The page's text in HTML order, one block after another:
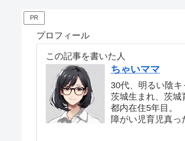
PR
プロフィール
この記事を書いた人
ちゃいママ
30代、明るい陰キ
茨城生まれ、茨城
都内在住5年目。
障がい児育児真っ